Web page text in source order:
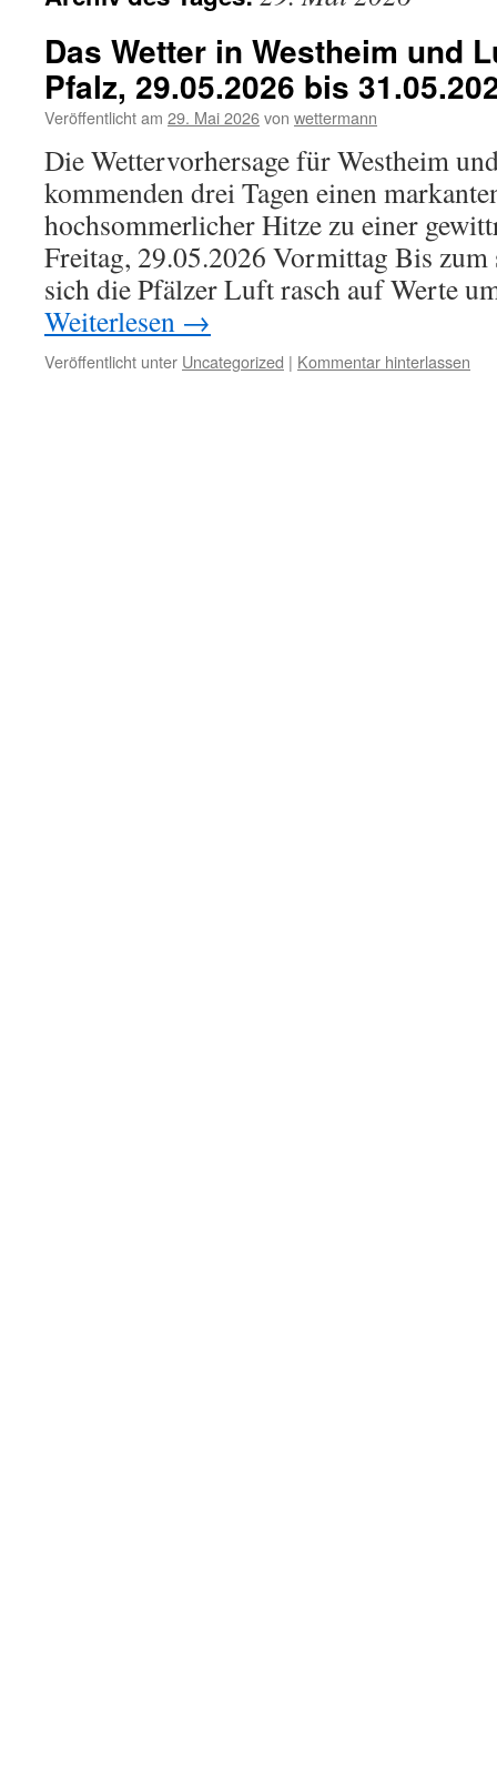
Das Wetter in Westheim und
Pfalz, 29.05.2026 bis
Veröffentlicht am 29. Mai 2026von wettermann
Die Wettervorhersage für Westheim
kommenden drei Tagen einen
hochsommerlicher Hitze zu einer
Freitag, 29.05.2026 Vormittag Bis
sich die Pfälzer Luft rasch auf Werte
Weiterlesen →
Veröffentlicht unter Uncategorized | Kommentar hinterlassen